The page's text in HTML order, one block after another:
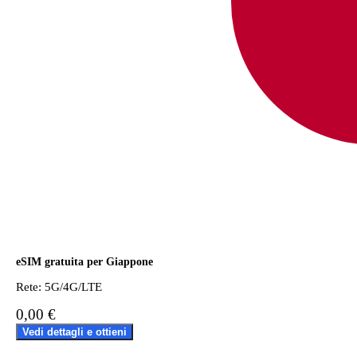
eSIM gratuita per Giappone
Rete: 5G/4G/LTE
0,00 €
Vedi dettagli e ottieni